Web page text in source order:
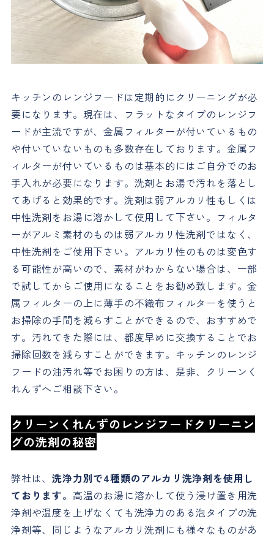
キッチンのレンジフードは定期的にクリーニングが必
要になります。現在は、フラットなタイプのレンジフ
ードが主流ですが、金属フィルターが付いているもの
や付いていないものも多数存在しております。金属フ
ィルターが付いているものは基本的にはご自分でのお
手入れが必要になります。洗剤とお湯で汚れを落とし
てあげると効果的です。洗剤は弱アルカリ性もしくは
中性洗剤をお湯に溶かして使用して下さい。フィルタ
ーがアルミ素材のものは弱アルカリ性洗剤ではなく、
中性洗剤をご使用下さい。アルカリ性のものは変色す
る可能性が高いので、素材がわからない場合は、一部
で試してからご使用になることをお勧め致します。金
属フィルターの上に薄手の不織布フィルターを使うと
お掃除の手間を減らすことができるので、おすすめで
す。汚れてきた際には、都度早めに交換することでお
掃除回数を減らすことができます。キッチンのレンジ
フードの油汚れ等でお困りの方は、是非、クリーンく
れんずへご相談下さい。
クリーンくれんずのレンジフードクリーニン
グの洗剤の秘密
弊社は、洗浄力別で4種類のアルカリ洗浄剤を使用し
ております。 高温のお湯に溶かして使う浸け置き用洗
浄剤や温度を上げなくても洗浄力のある泡タイプの洗
浄剤等、同じようなアルカリ洗剤にも様々なものがあ